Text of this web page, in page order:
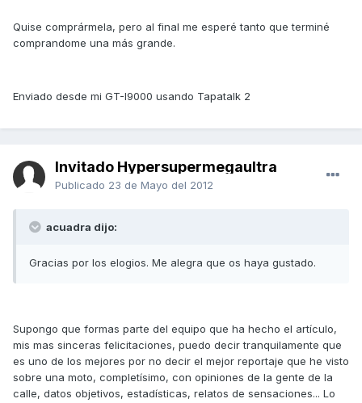
Quise comprármela, pero al final me esperé tanto que terminé
comprandome una más grande.
Enviado desde mi GT-I9000 usando Tapatalk 2
Invitado Hypersupermegaultra
Publicado 23 de Mayo del 2012
acuadra dijo:
Gracias por los elogios. Me alegra que os haya gustado.
Supongo que formas parte del equipo que ha hecho el artículo,
mis mas sinceras felicitaciones, puedo decir tranquilamente que
es uno de los mejores por no decir el mejor reportaje que he visto
sobre una moto, completísimo, con opiniones de la gente de la
calle, datos objetivos, estadísticas, relatos de sensaciones... Lo